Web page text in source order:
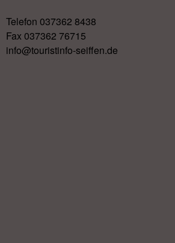
Telefon 037362 8438
Fax 037362 76715
info@touristinfo-seiffen.de